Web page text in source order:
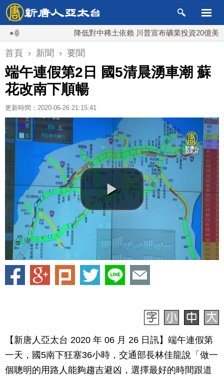
降低對中稀土依賴 川普宣布礦業投資20億美元
首頁 › 新聞 › 要聞
端午連假第2日 國5清晨湧車潮 蘇
花改南下順暢
更新時間：2020-06-26 21:15:41
【新唐人亞太台 2020 年 06 月 26 日訊】端午連假第
一天，國5南下狂塞36小時，交通部長林佳龍說「做一
個聰明的用路人能夠趨吉避凶，選擇最好的時間跟道